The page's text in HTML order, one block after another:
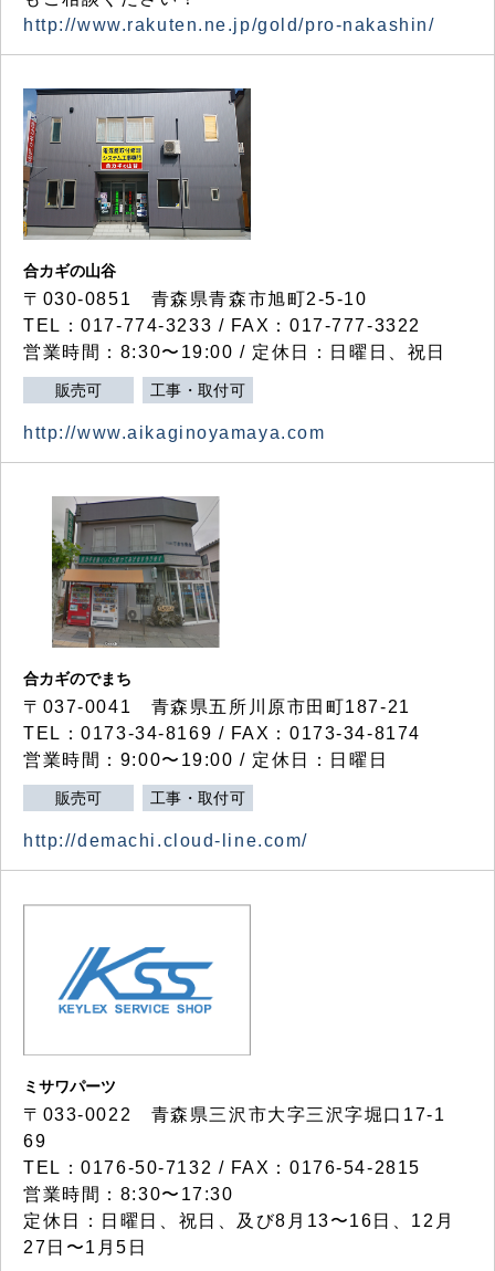
http://www.rakuten.ne.jp/gold/pro-nakashin/
合カギの山谷
〒030-0851 青森県青森市旭町2-5-10
TEL：017-774-3233 / FAX：017-777-3322
営業時間：8:30〜19:00 / 定休日：日曜日、祝日
販売可 工事・取付可
http://www.aikaginoyamaya.com
合カギのでまち
〒037-0041 青森県五所川原市田町187-21
TEL：0173-34-8169 / FAX：0173-34-8174
営業時間：9:00〜19:00 / 定休日：日曜日
販売可 工事・取付可
http://demachi.cloud-line.com/
ミサワパーツ
〒033-0022 青森県三沢市大字三沢字堀口17-1
69
TEL：0176-50-7132 / FAX：0176-54-2815
営業時間：8:30〜17:30
定休日：日曜日、祝日、及び8月13〜16日、12月
27日〜1月5日